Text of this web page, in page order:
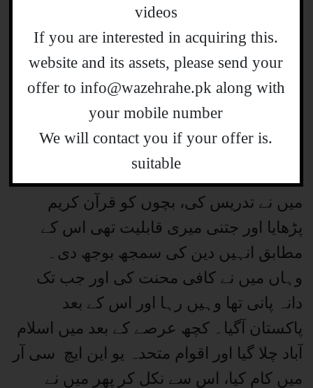
انہیں انداز خطابت دیا تھا وہ بہرحال منفرد
اور یکتا تھا اور میرا خیال ہے غالباً وہ انداز
شادی کے بعد میں نے کاروبار بھی کیا، دین کی
جو خدمت ہوسکی وہ کی۔ والد صاحب کے
میں نے تدریس کی، بچوں کو قرآن کریم
پڑھایا اور جتنی میری قابلیت تھی اس کے
مطابق انہیں دین کی سمجھ بوجھ دی۔
وہاں میں نے کافی محنت کی اور جب تک
دانہ پانی تھا وہیں رہا اور اس کے بعد
پاکستان آگیا۔ کچھ عرصے کے بعد میں اسلام
آباد چلا گیا اور اقوام متحدہ یو این ایچ سی آر
میں کام کیا، اس سے نکل کر پھر میں نے
videos
.If you are interested in acquiring this
website and its assets, please send your
offer to info@wazehrahe.pk along with
your mobile number
.We will contact you if your offer is
suitable